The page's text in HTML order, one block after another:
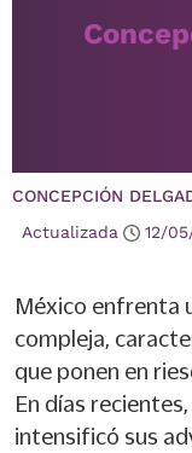
CONCEPCIÓN
Actualizada
12/
México enfrenta
compleja,
que ponen en
En días
intensificó sus